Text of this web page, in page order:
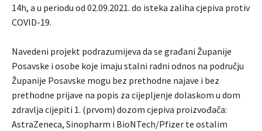
14h, a u periodu od 02.09.2021. do isteka zaliha cjepiva protiv
COVID-19.
Navedeni projekt podrazumijeva da se građani Županije
Posavske i osobe koje imaju stalni radni odnos na području
Županije Posavske mogu bez prethodne najave i bez
prethodne prijave na popis za cijepljenje dolaskom u dom
zdravlja cijepiti 1. (prvom) dozom cjepiva proizvođača:
AstraZeneca, Sinopharm i BioNTech/Pfizer te ostalim